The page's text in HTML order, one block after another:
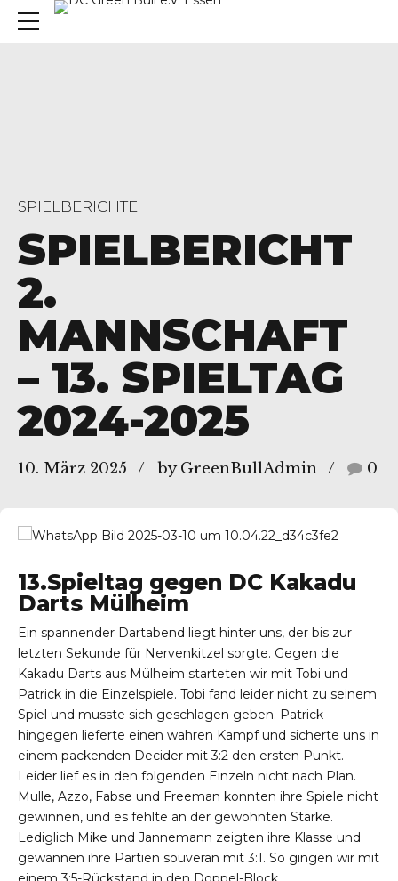
Essen
SPIELBERICHTE
SPIELBERICHT
2.
MANNSCHAFT
– 13. SPIELTAG
2024-2025
10. März 2025 by GreenBullAdmin 0
13.Spieltag gegen DC Kakadu
Darts Mülheim
Ein spannender Dartabend liegt hinter uns, der bis zur
letzten Sekunde für Nervenkitzel sorgte. Gegen die
Kakadu Darts aus Mülheim starteten wir mit Tobi und
Patrick in die Einzelspiele. Tobi fand leider nicht zu seinem
Spiel und musste sich geschlagen geben. Patrick
hingegen lieferte einen wahren Kampf und sicherte uns in
einem packenden Decider mit 3:2 den ersten Punkt.
Leider lief es in den folgenden Einzeln nicht nach Plan.
Mulle, Azzo, Fabse und Freeman konnten ihre Spiele nicht
gewinnen, und es fehlte an der gewohnten Stärke.
Lediglich Mike und Jannemann zeigten ihre Klasse und
gewannen ihre Partien souverän mit 3:1. So gingen wir mit